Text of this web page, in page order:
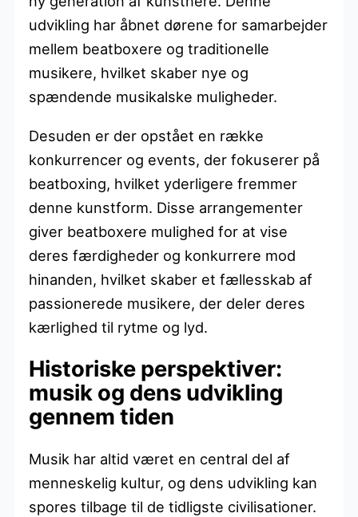
udvikling har åbnet dørene for samarbejder
mellem beatboxere og traditionelle
musikere, hvilket skaber nye og
spændende musikalske muligheder.
Desuden er der opstået en række
konkurrencer og events, der fokuserer på
beatboxing, hvilket yderligere fremmer
denne kunstform. Disse arrangementer
giver beatboxere mulighed for at vise
deres færdigheder og konkurrere mod
hinanden, hvilket skaber et fællesskab af
passionerede musikere, der deler deres
kærlighed til rytme og lyd.
Historiske perspektiver:
musik og dens udvikling
gennem tiden
Musik har altid været en central del af
menneskelig kultur, og dens udvikling kan
spores tilbage til de tidligste civilisationer.